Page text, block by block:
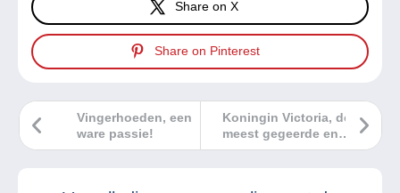
Share on X
Share on Pinterest
Koningin Victoria, de
meest gegeerde en
beroemde voor de
Vingerhoeden, een
ware passie!